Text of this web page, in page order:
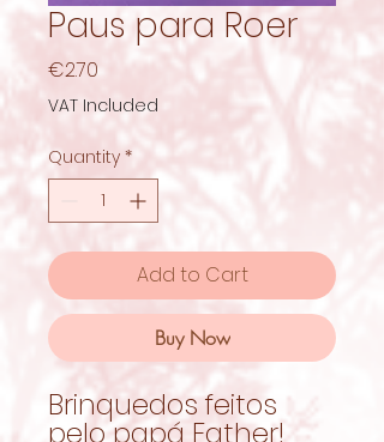
Paus para Roer
€2.70 Price
VAT Included
Quantity *
Add to Cart
Buy Now
Brinquedos feitos
pelo papá Father!